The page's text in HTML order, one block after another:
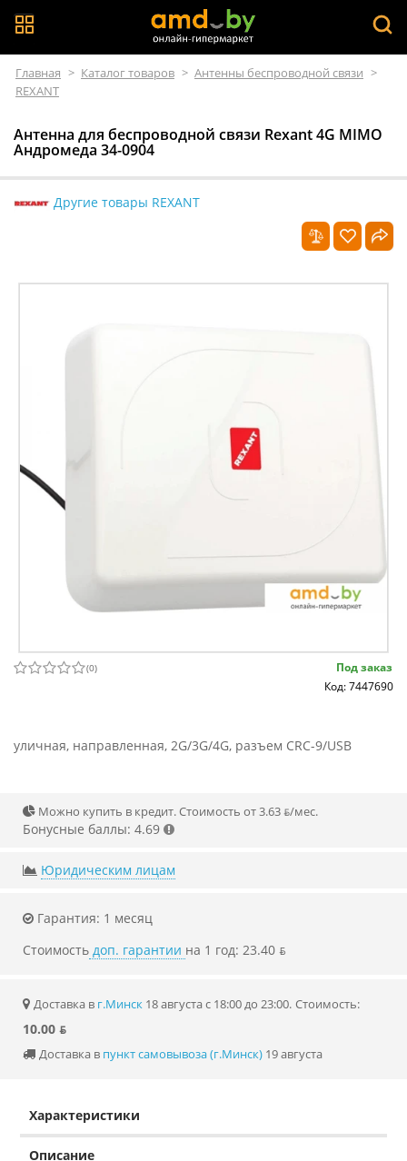
Главная > Каталог товаров > Антенны беспроводной связи >
REXANT
Антенна для беспроводной связи Rexant 4G MIMO
Андромеда 34-0904
Другие товары REXANT
(0)
Под заказ
Код: 7447690
уличная, направленная, 2G/3G/4G, разъем CRC-9/USB
Можно купить в кредит. Стоимость от 3.63 ƃ/мec.
Бонусные баллы: 4.69
Юридическим лицам
Гарантия: 1 месяц
Стоимость доп. гарантии на 1 год: 23.40 ƃ
Доставка в г.Минск 18 августа с 18:00 до 23:00. Стоимость:
10.00 ƃ
Доставка в пункт самовывоза (г.Минск) 19 августа
Характеристики
Описание